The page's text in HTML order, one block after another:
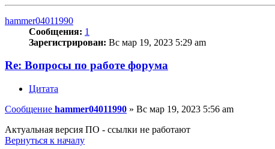
hammer04011990
Сообщения: 1
Зарегистрирован: Вс мар 19, 2023 5:29 am
Re: Вопросы по работе форума
Цитата
Сообщение hammer04011990 » Вс мар 19, 2023 5:56 am
Актуальная версия ПО - ссылки не работают
Вернуться к началу